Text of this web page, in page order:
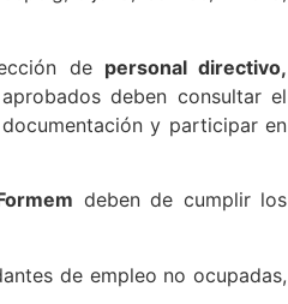
de personal directivo,
deben consultar el
y participar en
deben de cumplir los
de empleo no ocupadas,